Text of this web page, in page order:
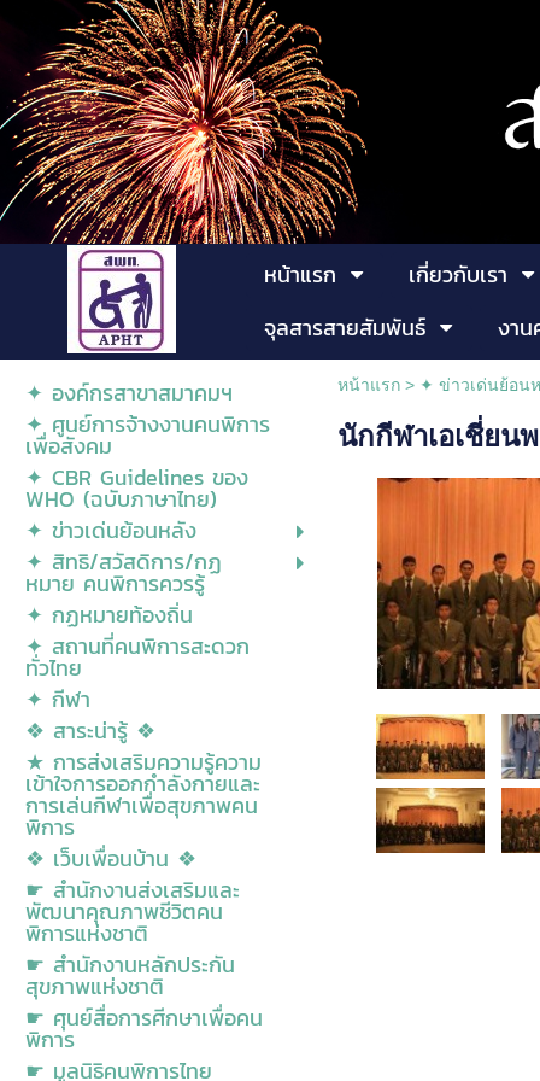
หน้าแรก
เกี่ยวกับเรา
จุลสารสายสัมพันธ์
งา
✦ องค์กรสาขาสมาคมฯ
✦ ศูนย์การจ้างงานคนพิการ
เพื่อสังคม
✦ CBR Guidelines ของ
WHO (ฉบับภาษาไทย)
✦ ข่าวเด่นย้อนหลัง
✦ สิทธิ/สวัสดิการ/กฏ
หมาย คนพิการควรรู้
✦ กฏหมายท้องถิ่น
✦ สถานที่คนพิการสะดวก
ทั่วไทย
✦ กีฬา
❖ สาระน่ารู้ ❖
★ การส่งเสริมความรู้ความ
เข้าใจการออกกำลังกายและ
การเล่นกีฬาเพื่อสุขภาพคน
พิการ
❖ เว็บเพื่อนบ้าน ❖
☛ สำนักงานส่งเสริมและ
พัฒนาคุณภาพชีวิตคน
พิการแห่งชาติ
☛ สำนักงานหลักประกัน
สุขภาพแห่งชาติ
☛ ศุนย์สื่อการศีกษาเพื่อคน
พิการ
☛ มูลนิธิคนพิการไทย
หน้าแรก> ✦ ข่าวเด่นย้อน
นักกีฬาเอเชี่ยน